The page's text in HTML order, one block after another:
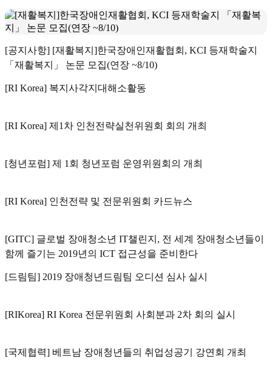
[공지사항] [재활복지]한국장애인재활협회, KCI 등재학술지
「재활복지」 논문 모집(연장 ~8/10)
[RI Korea] 복지사각지대해소활동
[RI Korea] 제1차 인천전략실천위원회 회의 개최
[청년포럼] 제 1회 청년포럼 운영위원회의 개최
[RI Korea] 인천전략 및 전문위원회 카드뉴스
[GITC] 글로벌 장애청소년 IT챌린지, 전 세계 장애청소년들이
함께 즐기는 2019년의 ICT 접근성을 준비한다
[드림팀] 2019 장애청년드림팀 오디션 심사 실시
[RIKorea] RI Korea 전문위원회 사회분과 2차 회의 실시
[국제협력] 베트남 장애청년들의 취업성공기 강연회 개최